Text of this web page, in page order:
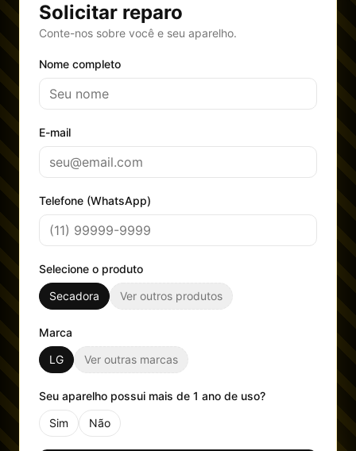
Solicitar reparo
Conte-nos sobre você e seu aparelho.
Nome completo
E-mail
Telefone (WhatsApp)
Selecione o produto
Secadora
Ver outros produtos
Marca
LG
Ver outras marcas
Seu aparelho possui mais de 1 ano de uso?
Sim
Não